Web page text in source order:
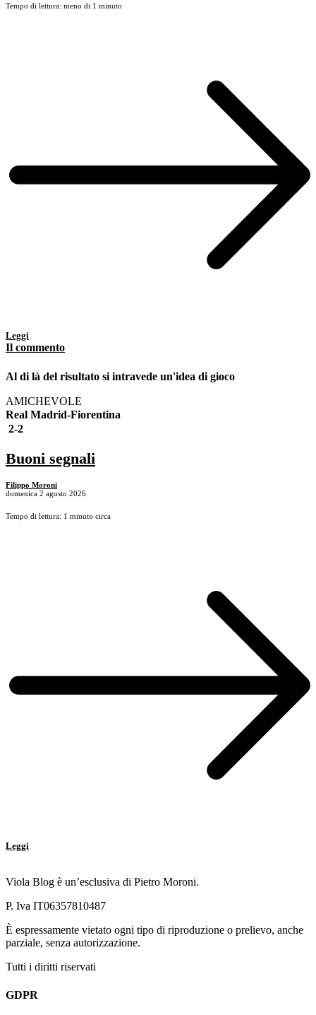
Tempo di lettura: meno di 1 minuto
Leggi
Il commento
Al di là del risultato si intravede un'idea di gioco
AMICHEVOLE
Real Madrid-Fiorentina
2-2
Buoni segnali
Filippo Moroni
domenica 2 agosto 2026
Tempo di lettura: 1 minuto circa
Leggi
Viola Blog è un’esclusiva di Pietro Moroni.
P. Iva IT06357810487
È espressamente vietato ogni tipo di riproduzione o prelievo, anche
parziale, senza autorizzazione.
Tutti i diritti riservati
GDPR